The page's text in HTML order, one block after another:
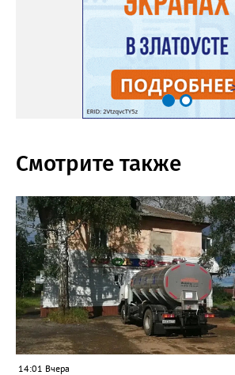
Смотрите также
14:01 Вчера